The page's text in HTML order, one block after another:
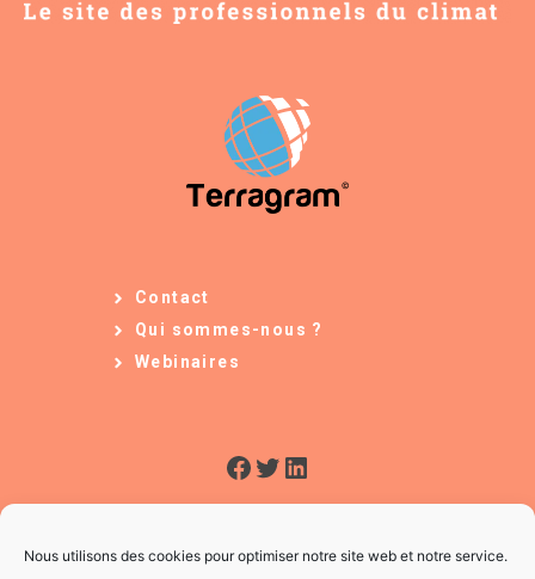
Nous utilisons des cookies pour optimiser notre site web et notre service.
Contact
Qui sommes-nous ?
Webinaires
Facebook
Twitter
LinkedIn